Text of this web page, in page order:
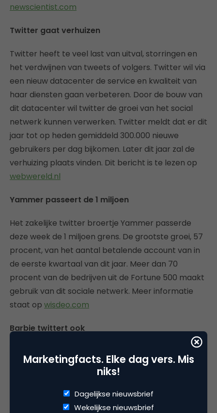
newscientist.com
Twitter gaat verhuizen
Twitter heeft te veel last van uitval, storringen en
het verdwijnen van tweets of volgers. Twitter wil via
een nieuw datacenter de service en kwaliteit van
haar diensten gaan verbeteren. Door de bouw van
dit datacenter wil twitter de groei van het social
netwerk kunnen verwerken. Twitter meldt dat er dit
jaar tot op heden gemiddeld 300.000 nieuwe
gebruikers per dag bijkomen. Later dit jaar zal de
verhuizing plaats vinden. Dit bericht is te lezen op
webwereld.nl
Yammer passeert de 1 miljoen
Het zakelijke twitter broertje Yammer passerde
deze week de 1 miljoen grens. De grootste groei, 57
procent, van het aantal betalende account van in
de eerste kwartaal van dit jaar. Meer dan 70
procent van de bedrijven uit de Fortune 500 maakt
gebruik van dit sociale netwerk. Meer informatie
staat op wisdeo.com
Barbie twittert ook
De 50 jaar oude barbie wil ook met haar tijd mee en
heeft een twitter-account aangemaakt. Met een
video en camera op zak wil Barbie de sociale
netwerken gaan veroveren. Door de video girl te
volgen op twitter en Foursquare kun je haar winnen.
Marketingfacts. Elke dag vers. Mis
niks!
Dagelijkse nieuwsbrief
Wekelijkse nieuwsbrief